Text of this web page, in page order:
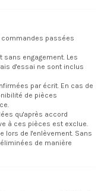
passées
engagement. Les
d'essai ne sont inclus
par écrit. En cas de
de pièces
qu'après accord
à ces pièces est exclue.
lors de l'enlèvement. Sans
de manière